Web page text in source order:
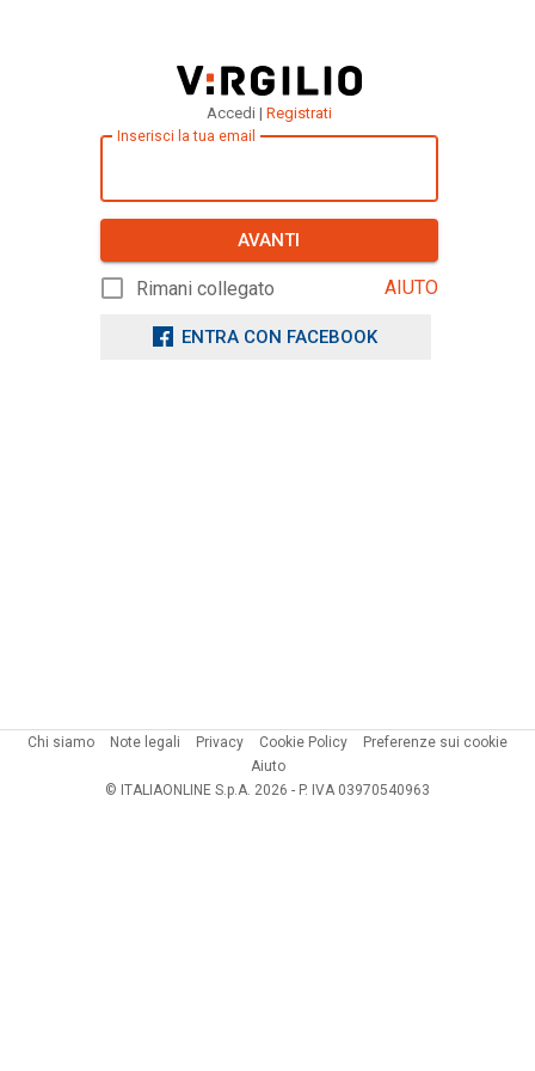
Accedi | Registrati
Inserisci la tua email
AVANTI
Rimani collegato AIUTO
ENTRA CON FACEBOOK
Chi siamo Note legali Privacy Cookie Policy
Preferenze sui cookie
Aiuto
© ITALIAONLINE S.p.A. 2026 - P. IVA 03970540963